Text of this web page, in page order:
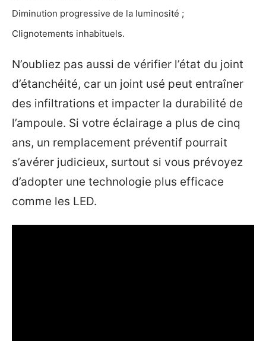
Diminution progressive de la luminosité ;
Clignotements inhabituels.
N’oubliez pas aussi de vérifier l’état du joint
d’étanchéité, car un joint usé peut entraîner
des infiltrations et impacter la durabilité de
l’ampoule. Si votre éclairage a plus de cinq
ans, un remplacement préventif pourrait
s’avérer judicieux, surtout si vous prévoyez
d’adopter une technologie plus efficace
comme les LED.